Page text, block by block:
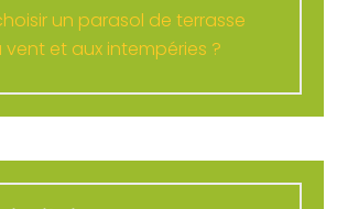
un parasol de terrasse
et aux intempéries ?